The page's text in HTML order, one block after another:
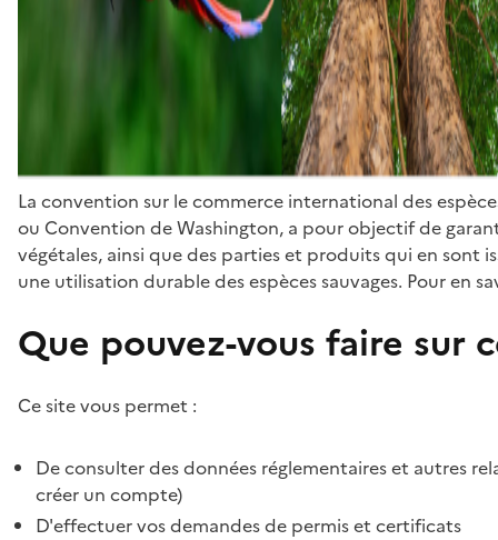
La convention sur le commerce international des
ou Convention de Washington, a pour objectif de
végétales, ainsi que des parties et produits qui en sont
une utilisation durable des espèces sauvages. Pour en
Que pouvez-vous faire sur
Ce site vous permet :
De consulter des données réglementaires et autres
créer un compte)
D'effectuer vos demandes de permis et certificats